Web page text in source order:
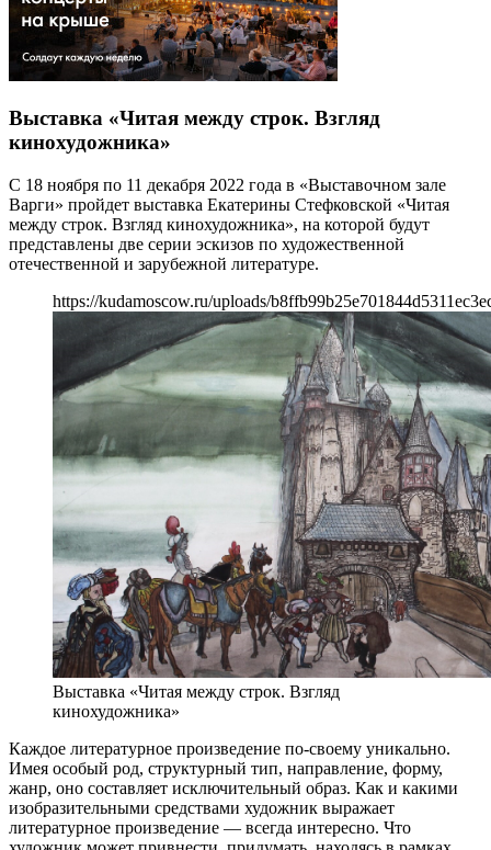
Выставка «Читая между строк. Взгляд
кинохудожника»
С 18 ноября по 11 декабря 2022 года в «Выставочном зале
Варги» пройдет выставка Екатерины Стефковской «Читая
между строк. Взгляд кинохудожника», на которой будут
представлены две серии эскизов по художественной
отечественной и зарубежной литературе.
https://kudamoscow.ru/uploads/
Выставка «Читая между строк. Взгляд
кинохудожника»
Каждое литературное произведение по-своему уникально.
Имея особый род, структурный тип, направление, форму,
жанр, оно составляет исключительный образ. Как и какими
изобразительными средствами художник выражает
литературное произведение — всегда интересно. Что